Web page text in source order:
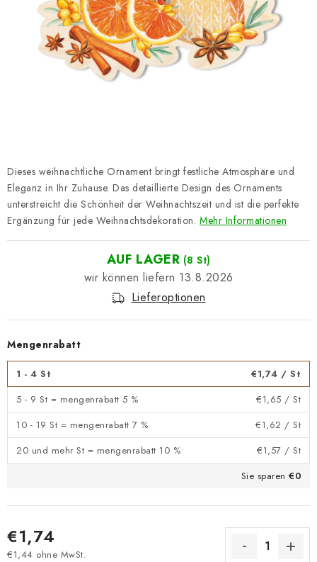
Datenschutzerklärung
Impressum
Dieses weihnachtliche Ornament bringt festliche Atmosphäre und
Eleganz in Ihr Zuhause. Das detaillierte Design des Ornaments
unterstreicht die Schönheit der Weihnachtszeit und ist die perfekte
Ergänzung für jede Weihnachtsdekoration. Mehr Informationen
AUF LAGER (8 St)
13.8.2026
Lieferoptionen
Mengenrabatt
1 - 4 St €1,74 / St
5 - 9 St = mengenrabatt 5 %
€1,65 / St
10 - 19 St = mengenrabatt 7 %
€1,62 / St
20 und mehr St = mengenrabatt 10 %
€1,57 / St
Sie sparen €0
€1,74
€1,44 ohne MwSt.